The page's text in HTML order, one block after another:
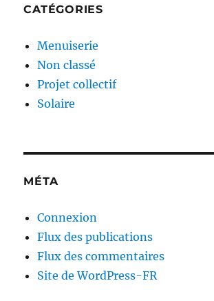
CATÉGORIES
Menuiserie
Non classé
Projet collectif
Solaire
MÉTA
Connexion
Flux des publications
Flux des commentaires
Site de WordPress-FR